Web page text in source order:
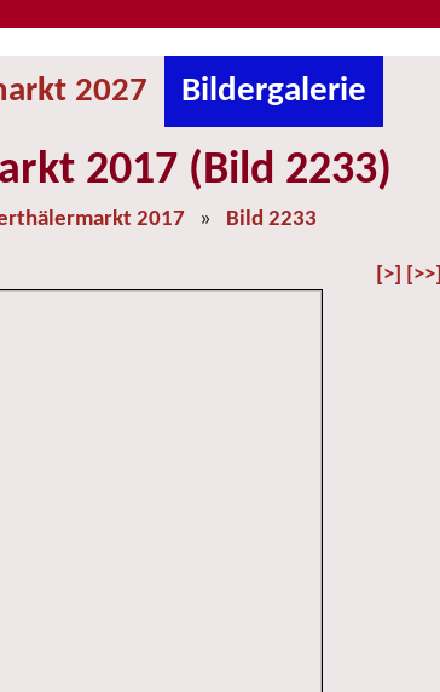
2027 Bildergalerie
2017 (Bild 2233)
2017 » Bild 2233
[>] [>>]